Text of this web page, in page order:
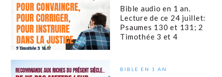
Bible audio en 1 an.
Lecture de ce 24 juillet:
Psaumes 130 et 131; 2
Timothée 3 et 4
BIBLE EN 1 AN